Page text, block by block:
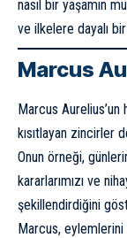
nasıl bir yaşamın
ve ilkelere dayalı
Marcus
Marcus Aurelius’un
kısıtlayan zincirler
Onun örneği,
kararlarımızı ve
şekillendirdiğini
Marcus,